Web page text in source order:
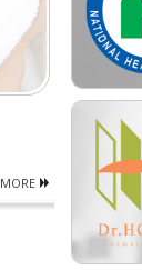
MORE